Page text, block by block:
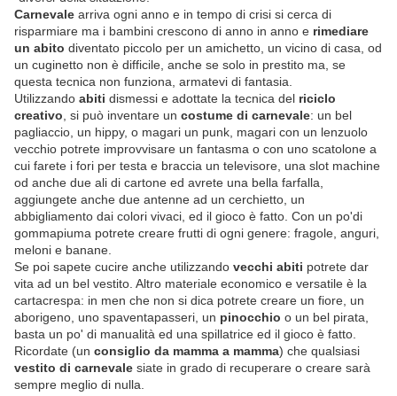
Carnevale arriva ogni anno e in tempo di crisi si cerca di
risparmiare ma i bambini crescono di anno in anno e rimediare
un abito diventato piccolo per un amichetto, un vicino di casa, od
un cuginetto non è difficile, anche se solo in prestito ma, se
questa tecnica non funziona, armatevi di fantasia.
Utilizzando abiti dismessi e adottate la tecnica del riciclo
creativo , si può inventare un costume di carnevale: un bel
pagliaccio, un hippy, o magari un punk, magari con un lenzuolo
vecchio potrete improvvisare un fantasma o con uno scatolone a
cui farete i fori per testa e braccia un televisore, una slot machine
od anche due ali di cartone ed avrete una bella farfalla,
aggiungete anche due antenne ad un cerchietto, un
abbigliamento dai colori vivaci, ed il gioco è fatto. Con un po'di
gommapiuma potrete creare frutti di ogni genere: fragole, anguri,
meloni e banane.
Se poi sapete cucire anche utilizzando vecchi abiti potrete dar
vita ad un bel vestito. Altro materiale economico e versatile è la
cartacrespa: in men che non si dica potrete creare un fiore, un
aborigeno, uno spaventapasseri, un pinocchio o un bel pirata,
basta un po' di manualità ed una spillatrice ed il gioco è fatto.
Ricordate (un consiglio da mamma a mamma) che qualsiasi
vestito di carnevale siate in grado di recuperare o creare sarà
sempre meglio di nulla.